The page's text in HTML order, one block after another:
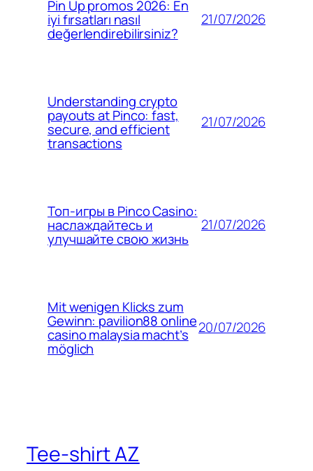
Pin Up promos 2026: En
iyi fırsatları nasıl
değerlendirebilirsiniz?
21/07/2026
Understanding crypto
payouts at Pinco: fast,
secure, and efficient
transactions
21/07/2026
Топ-игры в Pinco Casino:
наслаждайтесь и
улучшайте свою жизнь
21/07/2026
Mit wenigen Klicks zum
Gewinn: pavilion88 online
casino malaysia macht’s
möglich
20/07/2026
Tee-shirt AZ